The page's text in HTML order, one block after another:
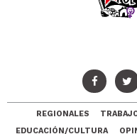
REGIONALES
EDUCACIÓN/CULTURA